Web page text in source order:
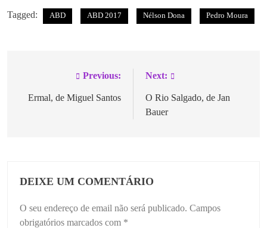
Tagged: ABD ABD 2017 Nélson Dona Pedro Moura
Previous:
Ermal, de Miguel Santos
Next:
O Rio Salgado, de Jan
Bauer
DEIXE UM COMENTÁRIO
O seu endereço de email não será publicado. Campos
obrigatórios marcados com *